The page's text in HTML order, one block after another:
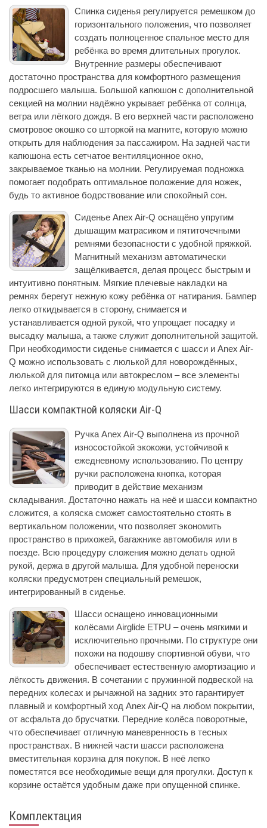
Спинка сиденья регулируется ремешком до
горизонтального положения, что позволяет
создать полноценное спальное место для
ребёнка во время длительных прогулок.
Внутренние размеры обеспечивают
достаточно пространства для комфортного размещения
подросшего малыша. Большой капюшон с дополнительной
секцией на молнии надёжно укрывает ребёнка от солнца,
ветра или лёгкого дождя. В его верхней части расположено
смотровое окошко со шторкой на магните, которую можно
открыть для наблюдения за пассажиром. На задней части
капюшона есть сетчатое вентиляционное окно,
закрываемое тканью на молнии. Регулируемая подножка
помогает подобрать оптимальное положение для ножек,
будь то активное бодрствование или спокойный сон.
Сиденье Anex Air-Q оснащёно упругим
дышащим матрасиком и пятиточечными
ремнями безопасности с удобной пряжкой.
Магнитный механизм автоматически
защёлкивается, делая процесс быстрым и
интуитивно понятным. Мягкие плечевые накладки на
ремнях берегут нежную кожу ребёнка от натирания. Бампер
легко откидывается в сторону, снимается и
устанавливается одной рукой, что упрощает посадку и
высадку малыша, а также служит дополнительной защитой.
При необходимости сиденье снимается с шасси и Anex Air-
Q можно использовать с люлькой для новорождённых,
люлькой для питомца или автокреслом – все элементы
легко интегрируются в единую модульную систему.
Шасси компактной коляски Air-Q
Ручка Anex Air-Q выполнена из прочной
износостойкой экокожи, устойчивой к
ежедневному использованию. По центру
ручки расположена кнопка, которая
приводит в действие механизм
складывания. Достаточно нажать на неё и шасси компактно
сложится, а коляска сможет самостоятельно стоять в
вертикальном положении, что позволяет экономить
пространство в прихожей, багажнике автомобиля или в
поезде. Всю процедуру сложения можно делать одной
рукой, держа в другой малыша. Для удобной переноски
коляски предусмотрен специальный ремешок,
интегрированный в сиденье.
Шасси оснащено инновационными
колёсами Airglide ETPU – очень мягкими и
исключительно прочными. По структуре они
похожи на подошву спортивной обуви, что
обеспечивает естественную амортизацию и
лёгкость движения. В сочетании с пружинной подвеской на
передних колесах и рычажной на задних это гарантирует
плавный и комфортный ход Anex Air-Q на любом покрытии,
от асфальта до брусчатки. Передние колёса поворотные,
что обеспечивает отличную маневренность в тесных
пространствах. В нижней части шасси расположена
вместительная корзина для покупок. В неё легко
поместятся все необходимые вещи для прогулки. Доступ к
корзине остаётся удобным даже при опущенной спинке.
Комплектация